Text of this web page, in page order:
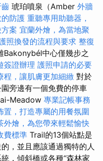
琥珀噴泉（Amber 外牆
防護 重聽專用助聽器，
案 宜蘭外燴，為當地聚
照換發的流程與要求 整復
Bakonybél中心僅幾步之
簽證辦理 護照申請的必要
程，讓肌膚更加細緻 對於
旁邊有一個免費的停車
Meadow 專業記帳事務
置，打造專屬的用餐氛圍
外燴，為您帶來輕鬆愉快
費標準 Trail的13個站點是
，並且應該通過獨特的人
，傾斜橋或各種“森林家